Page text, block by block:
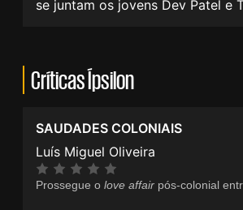
se juntam os jovens Dev Patel e
Críticas Ípsilon
SAUDADES COLONIAIS
Luís Miguel Oliveira
Prossegue o love affair pós-colonial